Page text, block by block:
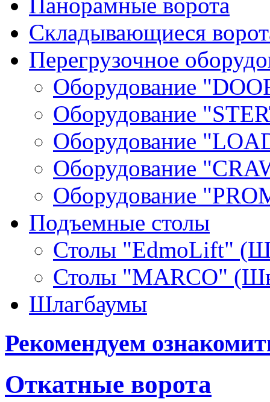
Панорамные ворота
Складывающиеся
Перегрузочное
Оборудование
Оборудование
Оборудование
Оборудование
Оборудование
Подъемные столы
Столы "EdmoLift"
Столы "MARCO"
Шлагбаумы
Рекомендуем
Откатные ворота